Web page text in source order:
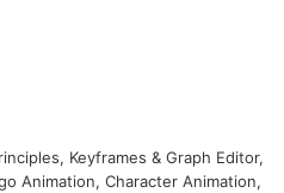
Keyframes & Graph Editor,
Animation, Character Animation,